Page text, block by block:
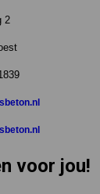
2
voor jou!